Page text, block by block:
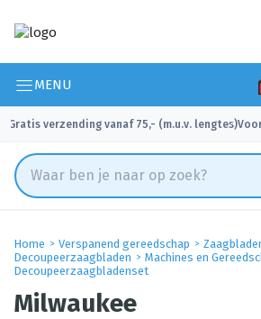
MENU
Gratis verzending vanaf 75,- (m.u.v. lengtes)
✓
Home Verspanend gereedschap
Decoupeerzaagbladen
Machines en
Decoupeerzaagbladenset
Milwaukee